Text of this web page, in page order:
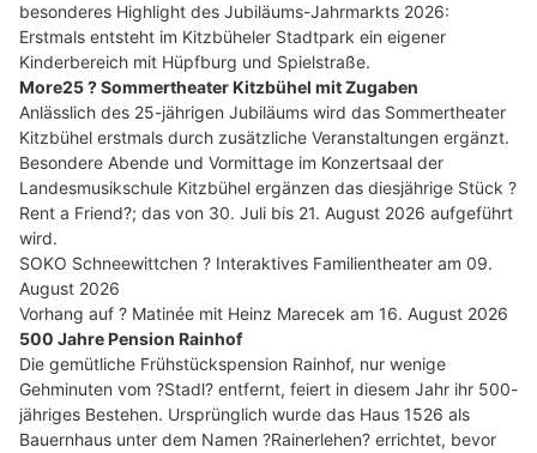
besonderes Highlight des Jubiläums-Jahrmarkts 2026:
Erstmals entsteht im Kitzbüheler Stadtpark ein eigener
Kinderbereich mit Hüpfburg und Spielstraße.
More25 ? Sommertheater Kitzbühel mit Zugaben
Anlässlich des 25-jährigen Jubiläums wird das Sommertheater
Kitzbühel erstmals durch zusätzliche Veranstaltungen ergänzt.
Besondere Abende und Vormittage im Konzertsaal der
Landesmusikschule Kitzbühel ergänzen das diesjährige Stück ?
Rent a Friend?; das von 30. Juli bis 21. August 2026 aufgeführt
wird.
SOKO Schneewittchen ? Interaktives Familientheater am 09.
August 2026
Vorhang auf ? Matinée mit Heinz Marecek am 16. August 2026
500 Jahre Pension Rainhof
Die gemütliche Frühstückspension Rainhof, nur wenige
Gehminuten vom ?Stadl? entfernt, feiert in diesem Jahr ihr 500-
jähriges Bestehen. Ursprünglich wurde das Haus 1526 als
Bauernhaus unter dem Namen ?Rainerlehen? errichtet, bevor